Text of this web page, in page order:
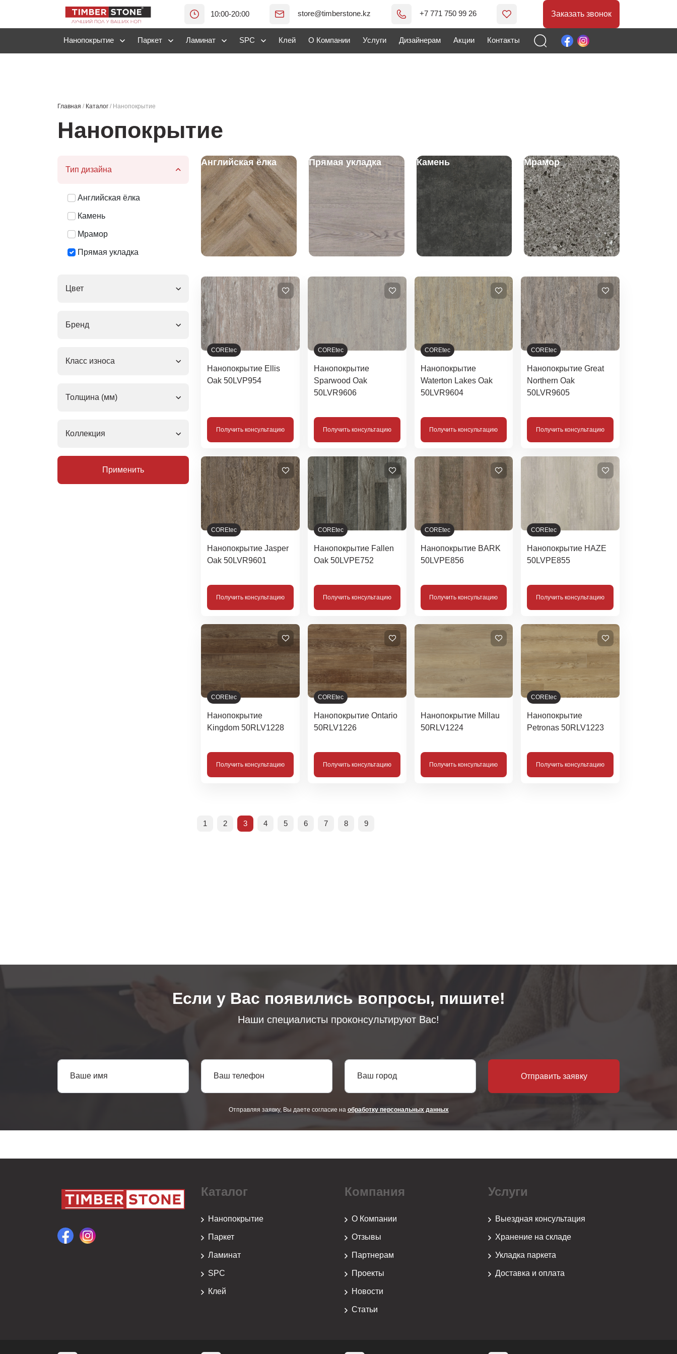
10:00-20:00 store@timberstone.kz +7 771 750 99 26 Заказать звонок
Нанопокрытие Паркет Ламинат SPC Клей О Компании Услуги Дизайнерам Акции Контакты
Главная / Каталог / Нанопокрытие
Нанопокрытие
Тип дизайна
Английская ёлка
Камень
Мрамор
Прямая укладка
Цвет
Бренд
Класс износа
Толщина (мм)
Коллекция
Применить
Английская ёлка Прямая укладка Камень Мрамор
COREtec
Нанопокрытие Ellis
Oak 50LVP954
Получить консультацию
COREtec
Нанопокрытие
Sparwood Oak
50LVR9606
Получить консультацию
COREtec
Нанопокрытие
Waterton Lakes Oak
50LVR9604
Получить консультацию
COREtec
Нанопокрытие Great
Northern Oak
50LVR9605
Получить консультацию
COREtec
Нанопокрытие Jasper
Oak 50LVR9601
Получить консультацию
COREtec
Нанопокрытие Fallen
Oak 50LVPE752
Получить консультацию
COREtec
Нанопокрытие BARK
50LVPE856
Получить консультацию
COREtec
Нанопокрытие HAZE
50LVPE855
Получить консультацию
COREtec
Нанопокрытие
Kingdom 50RLV1228
Получить консультацию
COREtec
Нанопокрытие Ontario
50RLV1226
Получить консультацию
Нанопокрытие Millau
50RLV1224
Получить консультацию
COREtec
Нанопокрытие
Petronas 50RLV1223
Получить консультацию
1 2 3 4 5 6 7 8 9
Если у Вас появились вопросы, пишите!
Наши специалисты проконсультируют Вас!
Ваше имя Ваш телефон Ваш город Отправить заявку
Отправляя заявку, Вы даете согласие на обработку персональных данных
Каталог
Нанопокрытие
Паркет
Ламинат
SPC
Клей
Компания
О Компании
Отзывы
Партнерам
Проекты
Новости
Статьи
Услуги
Выездная консультация
Хранение на складе
Укладка паркета
Доставка и оплата